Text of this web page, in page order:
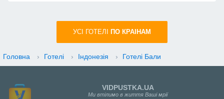
УСI ГОТЕЛІ ПО КРАIНАМ
Головна › Готелі › Індонезія › Готелі Бали
VIDPUSTKA.UA
Ми втілимо в життя Ваші мрії